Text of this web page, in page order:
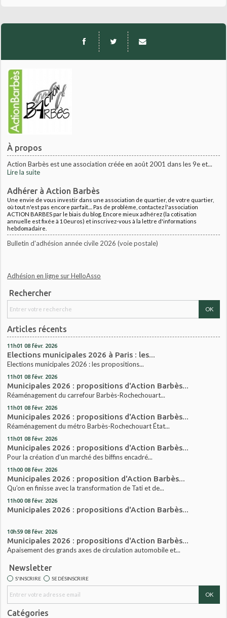
À propos
Action Barbès est une association créée en août 2001 dans les 9e et...
Lire la suite
Adhérer à Action Barbès
Une envie de vous investir dans une association de quartier, de votre quartier,
où tout n'est pas encore parfait.... Pas de problème, contactez l'association
ACTION BARBES par le biais du blog. Encore mieux adhérez (la cotisation
annuelle est fixée à 10euros) et inscrivez-vous à la lettre d'informations
hebdomadaire.
Bulletin d'adhésion année civile 2026 (voie postale)
Adhésion en ligne sur HelloAsso
Rechercher
Articles récents
11h01 08 févr. 2026
Elections municipales 2026 à Paris : les...
Elections municipales 2026 : les propositions...
11h01 08 févr. 2026
Municipales 2026 : propositions d'Action Barbès...
Réaménagement du carrefour Barbès-Rochechouart...
11h01 08 févr. 2026
Municipales 2026 : propositions d'Action Barbès...
Réaménagement du métro Barbès-Rochechouart État...
11h01 08 févr. 2026
Municipales 2026 : propositions d'Action Barbès...
Pour la création d’un marché des biffins encadré...
11h00 08 févr. 2026
Municipales 2026 : proposition d'Action Barbès...
Qu’on en finisse avec la transformation de Tati et de...
11h00 08 févr. 2026
Municipales 2026 : propositions d'Action Barbès...
10h59 08 févr. 2026
Municipales 2026 : propositions d'Action Barbès...
Apaisement des grands axes de circulation automobile et...
Newsletter
S'INSCRIRE SE DÉSINSCRIRE
Catégories